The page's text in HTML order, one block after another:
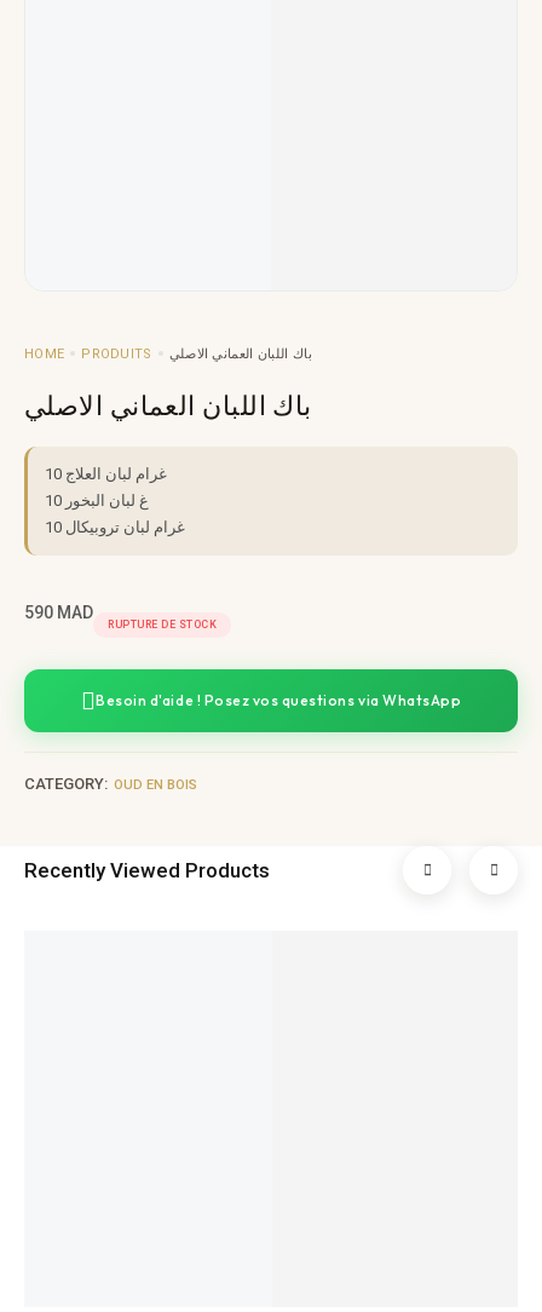
HOME PRODUITS باك اللبان العماني الاصلي
باك اللبان العماني الاصلي
10 غرام لبان العلاج
10 غ لبان البخور
10 غرام لبان تروبيكال
590 MAD
RUPTURE DE STOCK
Besoin d'aide ! Posez vos questions via WhatsApp
CATEGORY: OUD EN BOIS
Recently Viewed Products